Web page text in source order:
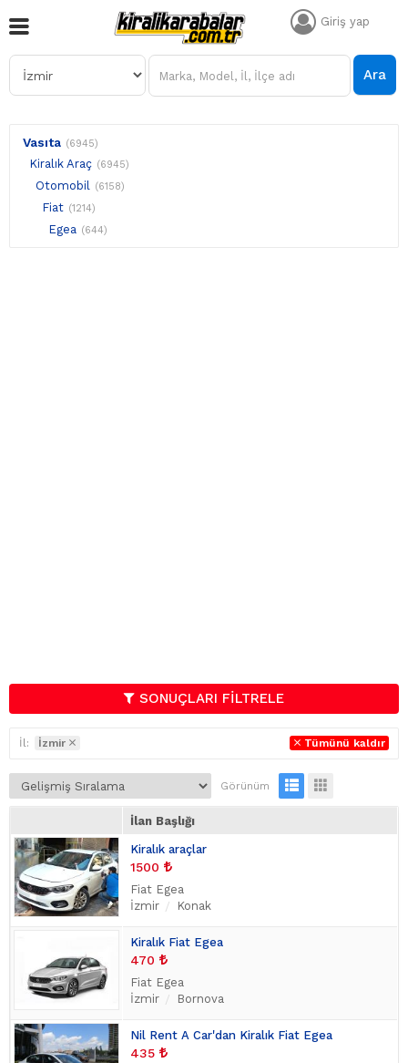
Giriş yap
Ara
Vasıta (6945)
Kiralık Araç (6945)
Otomobil (6158)
Fiat (1214)
Egea (644)
SONUÇLARI FİLTRELE
İl: İzmir Tümünü kaldır
Görünüm
İlan Başlığı
Kiralık araçlar
1500
Fiat Egea
İzmir
Konak
Kiralık Fiat Egea
470
Fiat Egea
İzmir
Bornova
Nil Rent A Car'dan Kiralık Fiat Egea
435